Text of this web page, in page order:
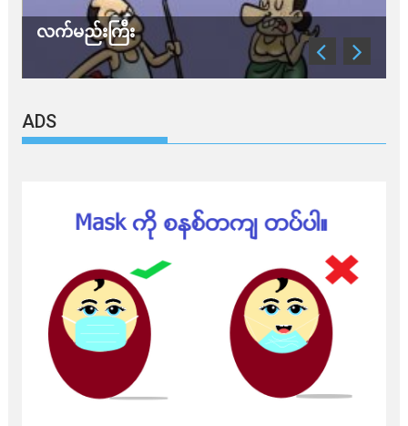
လက်မည်းကြီး
ADS